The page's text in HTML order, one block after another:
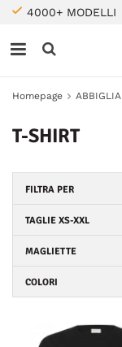
4000+ MODELLI
Homepage
T-SHIRT
FILTRA PER
TAGLIE XS-XXL
MAGLIETTE
COLORI